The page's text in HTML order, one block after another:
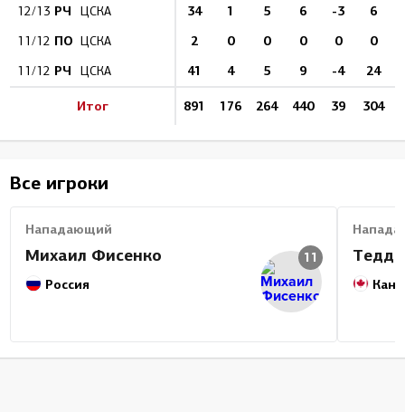
12/13 РЧ ЦСКА 34 1 5 6 -3 6
11/12 ПО ЦСКА 2 0 0 0 0 0
11/12 РЧ ЦСКА 41 4 5 9 -4 24
Итог 891 176 264 440 39 304
Все игроки
Нападающий
Михаил Фисенко
Россия
11